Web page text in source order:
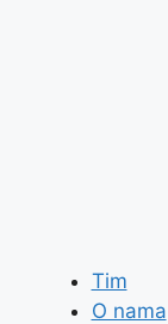
Tim
O nama